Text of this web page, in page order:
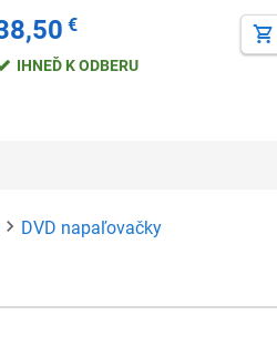
€
IHNEĎ K ODBERU
DVD napaľovačky